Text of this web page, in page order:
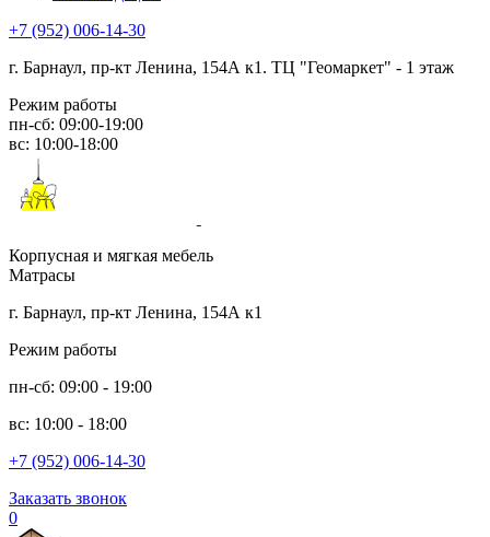
+7 (952) 006-14-30
г. Барнаул, пр-кт Ленина, 154А к1. ТЦ "Геомаркет" - 1 этаж
Режим работы
пн-сб: 09:00-19:00
вс: 10:00-18:00
Корпусная и мягкая мебель
Матрасы
г. Барнаул, пр-кт Ленина, 154А к1
Режим работы
пн-сб: 09:00 - 19:00
вс: 10:00 - 18:00
+7 (952) 006-14-30
Заказать звонок
0